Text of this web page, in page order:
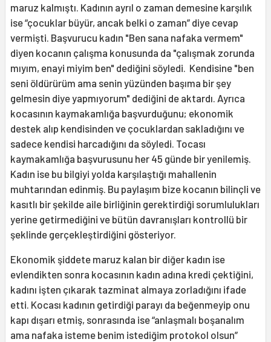
maruz kalmıştı. Kadının ayrıl o zaman demesine karşılık
ise “çocuklar büyür, ancak belki o zaman” diye cevap
vermişti. Başvurucu kadın "Ben sana nafaka vermem"
diyen kocanın çalışma konusunda da "çalışmak zorunda
mıyım, enayi miyim ben" dediğini söyledi. Kendisine "ben
seni öldürürüm ama senin yüzünden başıma bir şey
gelmesin diye yapmıyorum" dediğini de aktardı. Ayrıca
kocasının kaymakamlığa başvurduğunu; ekonomik
destek alıp kendisinden ve çocuklardan sakladığını ve
sadece kendisi harcadığını da söyledi. Tocası
kaymakamlığa başvurusunu her 45 günde bir yenilemiş.
Kadın ise bu bilgiyi yolda karşılaştığı mahallenin
muhtarından edinmiş. Bu paylaşım bize kocanın bilinçli ve
kasıtlı bir şekilde aile birliğinin gerektirdiği sorumlulukları
yerine getirmediğini ve bütün davranışları kontrollü bir
şeklinde gerçekleştirdiğini gösteriyor.
Ekonomik şiddete maruz kalan bir diğer kadın ise
evlendikten sonra kocasının kadın adına kredi çektiğini,
kadını işten çıkarak tazminat almaya zorladığını ifade
etti. Kocası kadının getirdiği parayı da beğenmeyip onu
kapı dışarı etmiş, sonrasında ise “anlaşmalı boşanalım
ama nafaka isteme benim istediğim protokol olsun”